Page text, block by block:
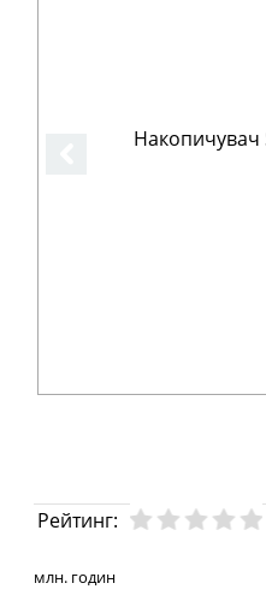
Рейтинг:
млн. годин